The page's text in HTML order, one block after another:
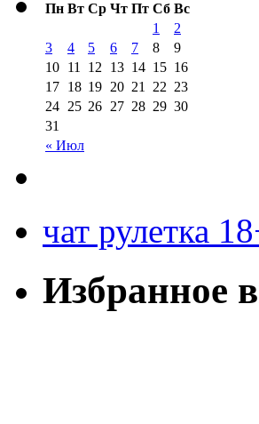
Пн Вт Ср Чт Пт Сб Вс
« Июл
1
2
3
4 5 6 7 8
9
10 11 12 13 14 15 16
17 18 19 20 21 22 23
24 25 26 27 28 29 30
31
чат рулетка
Избранное